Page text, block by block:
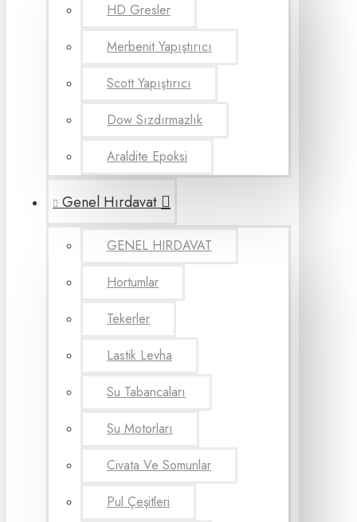
HD Gresler
Merbenit Yapıştırıcı
Scott Yapıştırıcı
Dow Sızdırmazlık
Araldite Epoksi
Genel Hırdavat
GENEL HIRDAVAT
Hortumlar
Tekerler
Lastik Levha
Su Tabancaları
Su Motorları
Civata Ve Somunlar
Pul Çeşitleri